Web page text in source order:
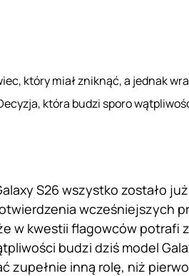
który miał zniknąć, a jednak
która budzi sporo
S26 wszystko zostało
wcześniejszych
w kwestii flagowców potrafi
budzi dziś model
zupełnie inną rolę, niż